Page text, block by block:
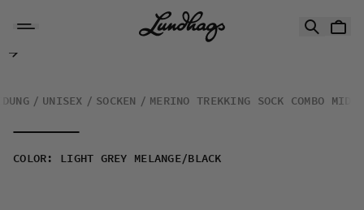
Merino Trekking Sock Combo Mid
UNISEX SOCKEN MERINO TREKKING SOCK COMBO MID
COLOR : LIGHT GREY MELANGE/BLACK